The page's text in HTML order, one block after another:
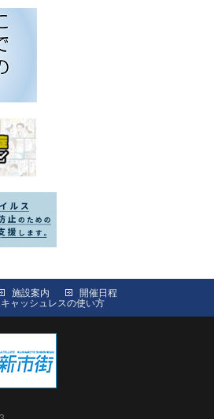
施設案内
開催日程
ャッシュレスの使い方